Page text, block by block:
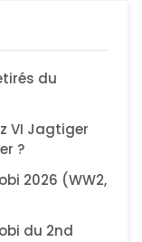
du
VI Jagtiger
?
2026 (WW2,
du 2nd